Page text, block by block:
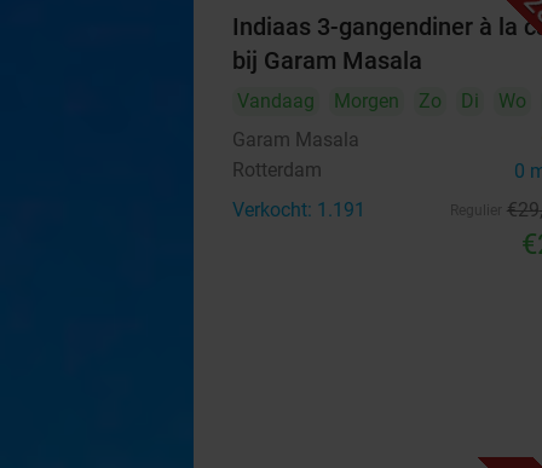
Indiaas 3-gangendiner à la
bij Garam Masala
Vandaag Morgen Zo Di Wo
Garam Masala
Rotterdam 0
Verkocht: 1.191 €29